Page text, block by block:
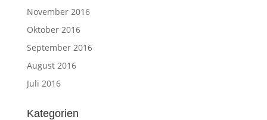
November 2016
Oktober 2016
September 2016
August 2016
Juli 2016
Kategorien